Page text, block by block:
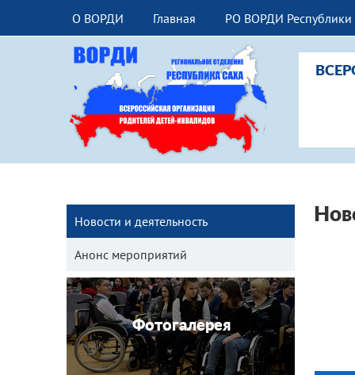
О ВОРДИ Главная РО ВОРДИ Республики
Новости и деятельность
Анонс мероприятий
Фотогалерея